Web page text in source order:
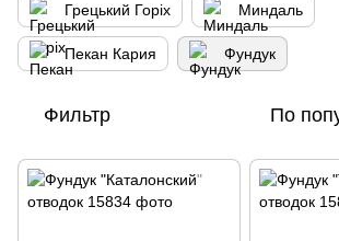
Грецький Горіх Миндаль
Пекан Кария Фундук
Фильтр По